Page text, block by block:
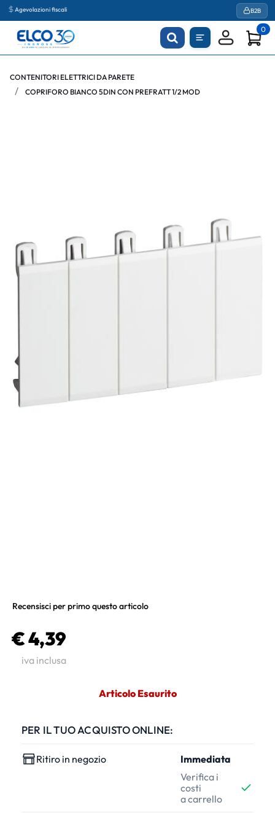
Agevolazioni fiscali B2B
0
CONTENITORI ELETTRICI DA PARETE
COPRIFORO BIANCO 5DIN CON PREFRATT 1/2 MOD
Recensisci per primo questo articolo
€ 4,39
iva inclusa
Articolo Esaurito
PER IL TUO ACQUISTO ONLINE:
Ritiro in negozio
Immediata
Verifica i
costi
a carrello